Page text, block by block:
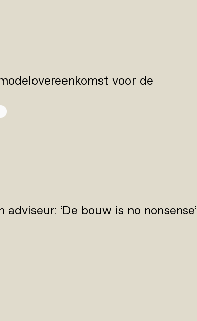
voor de
‘De bouw is no­ nonsense’